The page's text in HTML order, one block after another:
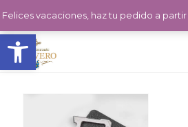
Abrir barra de herramientas
Felices vacaciones, haz tu pedido a